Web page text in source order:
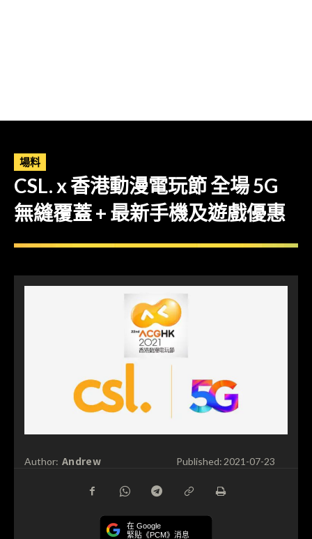
場料
CSL. x 香港動漫電玩節 全場 5G
無縫覆蓋 + 最新手機及遊戲優惠
Author: Andrew Published: 2021-07-23
在 Google
緊貼《PCM》消息